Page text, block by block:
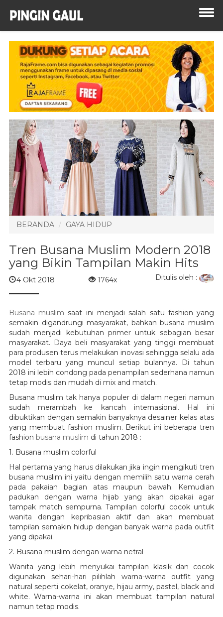
BERANDA GAYA HIDUP
Tren Busana Muslim Modern 2018
yang Bikin Tampilan Makin Hits
4 Okt 2018 1764x Ditulis oleh :
Busana muslim saat ini menjadi salah satu fashion yang
semakin digandrungi masyarakat, bahkan busana muslim
sudah menjadi kebutuhan primer untuk sebagian besar
masyarakat. Daya beli masyarakat yang tinggi membuat
para produsen terus melakukan inovasi sehingga selalu ada
model terbaru yang muncul setiap bulannya. Di tahun
2018 ini lebih condong pada penampilan sederhana namun
tetap modis dan mudah di mix and match.
Busana muslim tak hanya populer di dalam negeri namun
sudah merambah ke kancah internasional. Hal ini
dibuktikan dengan semakin banyaknya desainer kelas atas
yang membuat fashion muslim. Berikut ini beberapa tren
fashion busana muslim di tahun 2018 :
1. Busana muslim colorful
Hal pertama yang harus dilakukan jika ingin mengikuti tren
busana muslim ini yaitu dengan memilih satu warna cerah
pada pakaian bagian atas maupun bawah. Kemudian
padukan dengan warna hijab yang akan dipakai agar
tampak match sempurna. Tampilan colorful cocok untuk
wanita dengan kepribasian aktif dan akan membuat
tampilan semakin hidup dengan banyak warna pada outfit
yang dipakai.
2. Busana muslim dengan warna netral
Wanita yang lebih menyukai tampilan klasik dan cocok
digunakan sehari-hari pilihlah warna-warna outfit yang
natural seperti cokelat, oranye, hijau army, pastel, black and
white. Warna-warna ini akan membuat tampilan natural
namun tetap modis.